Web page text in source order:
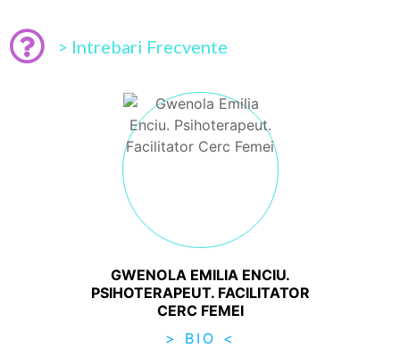
> Intrebari Frecvente
GWENOLA EMILIA ENCIU.
PSIHOTERAPEUT. FACILITATOR
CERC FEMEI
> BIO <